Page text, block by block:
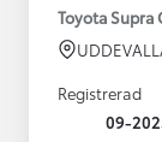
Toyota Supra
Registrerad
09-